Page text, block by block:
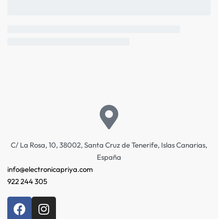
C/ La Rosa, 10, 38002, Santa Cruz de Tenerife, Islas Canarias,
España
info@electronicapriya.com
922 244 305